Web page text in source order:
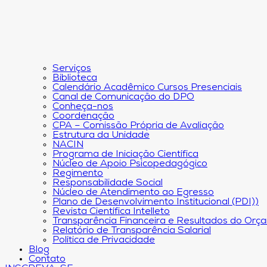
Serviços
Biblioteca
Calendário Acadêmico Cursos Presenciais
Canal de Comunicação do DPO
Conheça-nos
Coordenação
CPA – Comissão Própria de Avaliação
Estrutura da Unidade
NACIN
Programa de Iniciação Científica
Núcleo de Apoio Psicopedagógico
Regimento
Responsabilidade Social
Núcleo de Atendimento ao Egresso
Plano de Desenvolvimento Institucional (PDI))
Revista Científica Intelleto
Transparência Financeira e Resultados do
Relatório de Transparência Salarial
Política de Privacidade
Blog
Contato